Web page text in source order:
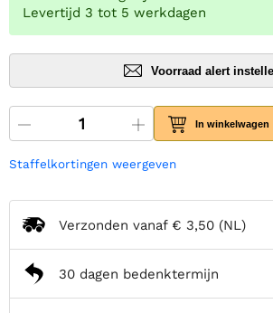
Levertijd 3 tot 5 werkdagen
Voorraad alert
In winkelwagen
Staffelkortingen weergeven
Verzonden vanaf € 3,50 (NL)
30 dagen bedenktermijn